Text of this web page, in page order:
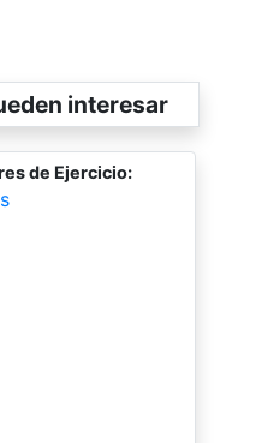
interesar
de Ejercicio: